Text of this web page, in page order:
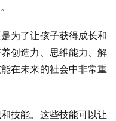
为了让孩子获得成长和
创造力、思维能力、解
在未来的社会中非常重
技能。这些技能可以让